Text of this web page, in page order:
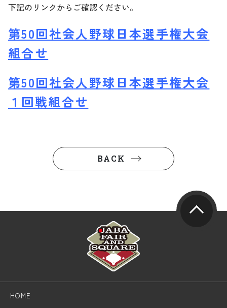
下記のリンクからご確認ください。
第50回社会人野球日本選手権大会
組合せ
第50回社会人野球日本選手権大会
１回戦組合せ
BACK
HOME